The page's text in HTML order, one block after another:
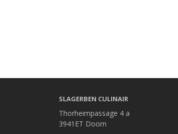
SLAGERBEN CULINAIR
Thorheimpassage 4 a
3941ET Doorn